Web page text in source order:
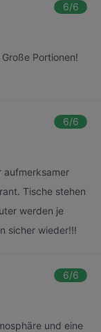
6/6
Portionen!
6/6
aufmerksamer
Tische stehen
werden je
sicher wieder!!!
6/6
und eine